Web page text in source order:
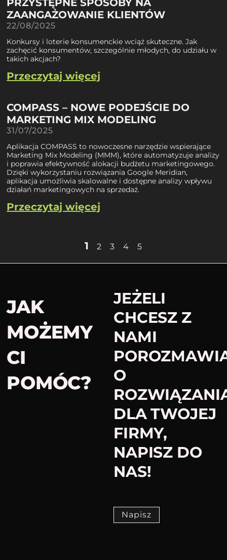
PRZYSTĘPNE SPOSOBY NA
ZAANGAŻOWANIE KLIENTÓW
22/08/2025
Konkursy i loterie konsumenckie wciąż skuteczne. Jak
zachęcić konsumentów, szczególnie młodych, do udziału w
takich akcjach?
Przeczytaj więcej
COMPASS – NOWE PODEJŚCIE DO
MARKETING MIX MODELING
31/07/2025
Aplikacja COMPASS to nowoczesne narzędzie wspierające
Marketing Mix Modeling (MMM), które automatyzuje analizy
i poprawia efektywność alokacji budżetu marketingowego.
Dzięki wykorzystaniu rozwiązania Google Meridian,
aplikacja umożliwia skalowalne i dostępne analizy wpływu
działań marketingowych na sprzedaż.
Przeczytaj więcej
1 2 3 4 5
JAK
MOŻEMY
CI
POMÓC?​
JEŻELI
CHCESZ Z
NAMI
O
DLA TWOJEJ
FIRMY,
NAPISZ DO
NAS!
Napisz